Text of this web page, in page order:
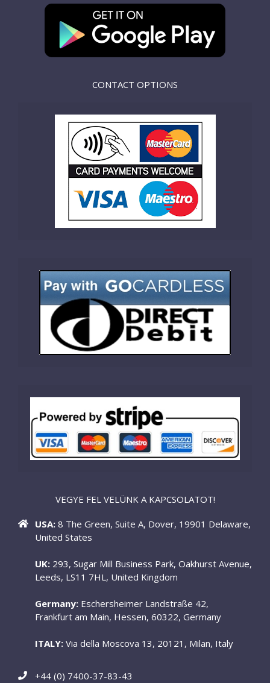
CONTACT OPTIONS
VEGYE FEL VELÜNK A KAPCSOLATOT!
USA: 8 The Green, Suite A, Dover, 19901 Delaware,
United States
UK: 293, Sugar Mill Business Park, Oakhurst Avenue,
Leeds, LS11 7HL, United Kingdom
Germany: Eschersheimer Landstraße 42,
Frankfurt am Main, Hessen, 60322, Germany
ITALY: Via della Moscova 13, 20121, Milan, Italy
+44 (0) 7400-37-83-43